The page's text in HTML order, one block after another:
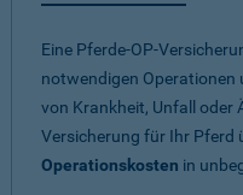
Eine Pferde-OP-
notwendigen Operationen
von Krankheit, Unfall oder
Versicherung für Ihr Pferd
Operationskosten in